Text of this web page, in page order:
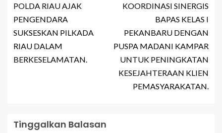
POLDA RIAU AJAK
PENGENDARA
SUKSESKAN PILKADA
RIAU DALAM
BERKESELAMATAN.
KOORDINASI SINERGIS
BAPAS KELAS I
PEKANBARU DENGAN
PUSPA MADANI KAMPAR
UNTUK PENINGKATAN
KESEJAHTERAAN KLIEN
PEMASYARAKATAN.
Tinggalkan Balasan